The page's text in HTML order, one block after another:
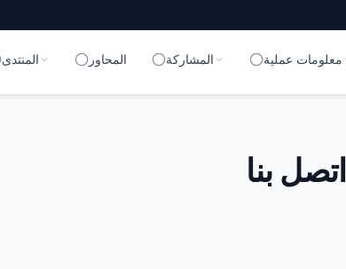
المنتدى المحاور المشاركة معلومات عملية
اتصل بنا